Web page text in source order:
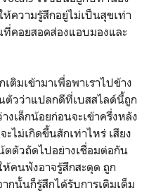
ความรู้สึกอยู่ไม่เป็นสุขเท่า
คอยสอดส่องแอบมองและ
ติมเข้ามาเพื่อพาเราไปข้าง
วว่าแปลกดีที่เบสสไลด์นี้ถูก
งเล็กน้อยก่อนจะเข้าครึ่งหลัง
ไม่เกิดขึ้นสักเท่าไหร่ เสียง
ตตัวถัดไปอย่างเชื่อมต่อกัน
คนฟังอาจรู้สึกสะดุด ถูก
กนั้นก็รู้สึกได้รับการเติมเต็ม